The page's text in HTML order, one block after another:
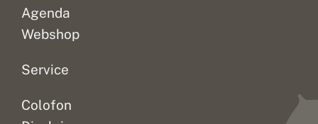
Agenda
Webshop
Service
Colofon